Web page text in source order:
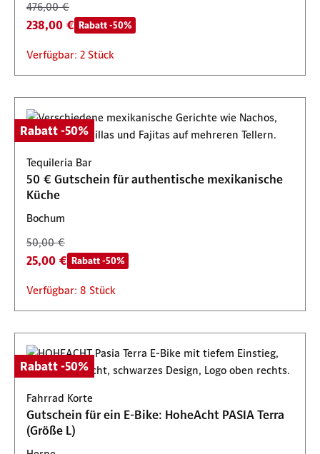
476,00 €
238,00 € Rabatt -50%
Verfügbar: 2 Stück
Rabatt -50%
Tequileria Bar
50 € Gutschein für authentische mexikanische
Küche
Bochum
50,00 €
25,00 € Rabatt -50%
Verfügbar: 8 Stück
Rabatt -50%
Fahrrad Korte
Gutschein für ein E-Bike: HoheAcht PASIA Terra
(Größe L)